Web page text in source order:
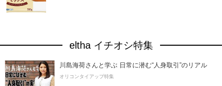
eltha イチオシ特集
川島海荷さんと学ぶ 日常に潜む“人身取引”のリアル
オリコンタイアップ特集